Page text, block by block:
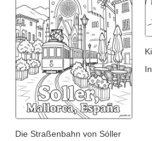
Die Straßenbahn von Sóller
In